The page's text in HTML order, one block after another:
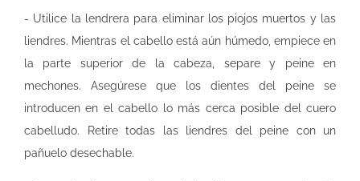
- Utilice la lendrera para eliminar los piojos muertos y las
liendres. Mientras el cabello está aún húmedo, empiece en
la parte superior de la cabeza, separe y peine en
mechones. Asegúrese que los dientes del peine se
introducen en el cabello lo más cerca posible del cuero
cabelludo. Retire todas las liendres del peine con un
pañuelo desechable.